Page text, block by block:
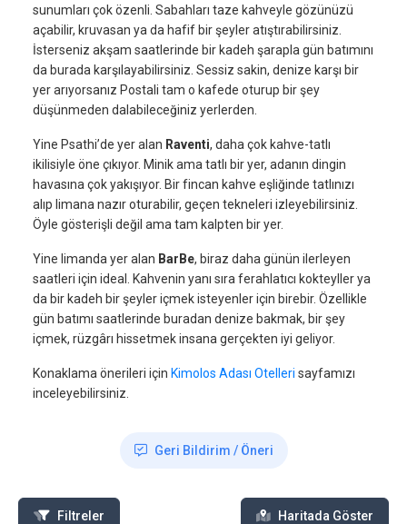
sunumları çok özenli. Sabahları taze kahveyle gözünüzü
açabilir, kruvasan ya da hafif bir şeyler atıştırabilirsiniz.
İsterseniz akşam saatlerinde bir kadeh şarapla gün batımını
da burada karşılayabilirsiniz. Sessiz sakin, denize karşı bir
yer arıyorsanız Postali tam o kafede oturup bir şey
düşünmeden dalabileceğiniz yerlerden.
Yine Psathi’de yer alan Raventi, daha çok kahve-tatlı
ikilisiyle öne çıkıyor. Minik ama tatlı bir yer, adanın dingin
havasına çok yakışıyor. Bir fincan kahve eşliğinde tatlınızı
alıp limana nazır oturabilir, geçen tekneleri izleyebilirsiniz.
Öyle gösterişli değil ama tam kalpten bir yer.
Yine limanda yer alan BarBe, biraz daha günün ilerleyen
saatleri için ideal. Kahvenin yanı sıra ferahlatıcı kokteyller ya
da bir kadeh bir şeyler içmek isteyenler için birebir. Özellikle
gün batımı saatlerinde buradan denize bakmak, bir şey
içmek, rüzgârı hissetmek insana gerçekten iyi geliyor.
Konaklama önerileri için Kimolos Adası Otelleri sayfamızı
inceleyebilirsiniz.
Geri Bildirim / Öneri
Filtreler Haritada Göster